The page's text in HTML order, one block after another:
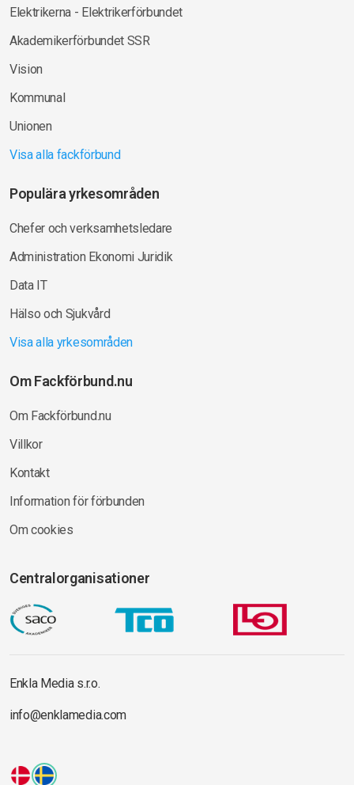
Elektrikerna - Elektrikerförbundet
Akademikerförbundet SSR
Vision
Kommunal
Unionen
Visa alla fackförbund
Populära yrkesområden
Chefer och verksamhetsledare
Administration Ekonomi Juridik
Data IT
Hälso och Sjukvård
Visa alla yrkesområden
Om Fackförbund.nu
Om Fackförbund.nu
Villkor
Kontakt
Information för förbunden
Om cookies
Centralorganisationer
Enkla Media s.r.o.
info@enklamedia.com